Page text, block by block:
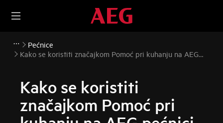
Pećnice
Kako se koristiti značajkom Pomoć pri kuhanju na AEG
Kako se koristiti
značajkom Pomoć pri